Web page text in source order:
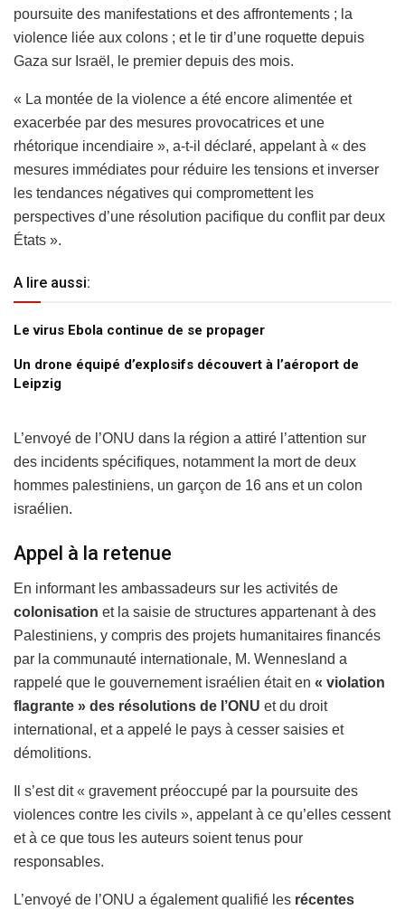
poursuite des manifestations et des affrontements ; la
violence liée aux colons ; et le tir d’une roquette depuis
Gaza sur Israël, le premier depuis des mois.
« La montée de la violence a été encore alimentée et
exacerbée par des mesures provocatrices et une
rhétorique incendiaire », a-t-il déclaré, appelant à « des
mesures immédiates pour réduire les tensions et inverser
les tendances négatives qui compromettent les
perspectives d’une résolution pacifique du conflit par deux
États ».
A lire aussi:
Le virus Ebola continue de se propager
Un drone équipé d’explosifs découvert à l’aéroport de
Leipzig
L’envoyé de l’ONU dans la région a attiré l’attention sur
des incidents spécifiques, notamment la mort de deux
hommes palestiniens, un garçon de 16 ans et un colon
israélien.
Appel à la retenue
En informant les ambassadeurs sur les activités de
colonisation et la saisie de structures appartenant à des
Palestiniens, y compris des projets humanitaires financés
par la communauté internationale, M. Wennesland a
rappelé que le gouvernement israélien était en « violation
flagrante » des résolutions de l’ONU et du droit
international, et a appelé le pays à cesser saisies et
démolitions.
Il s’est dit « gravement préoccupé par la poursuite des
violences contre les civils », appelant à ce qu’elles cessent
et à ce que tous les auteurs soient tenus pour
responsables.
L’envoyé de l’ONU a également qualifié les récentes